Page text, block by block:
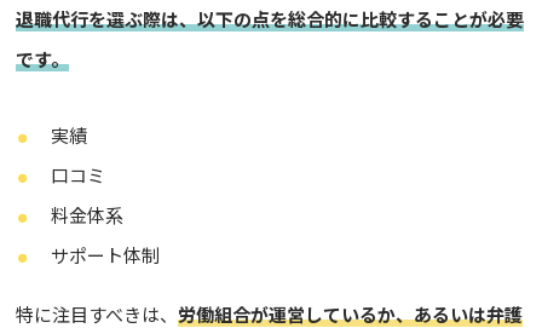
退職代行を選ぶ際は、以下の点を総合的に比較することが必要
です。
実績
口コミ
料金体系
サポート体制
特に注目すべきは、労働組合が運営しているか、あるいは弁護